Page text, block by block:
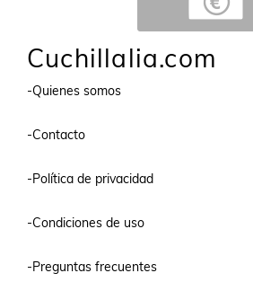
Cuchillalia.com
-Quienes somos
-Contacto
-Política de privacidad
-Condiciones de uso
-Preguntas frecuentes